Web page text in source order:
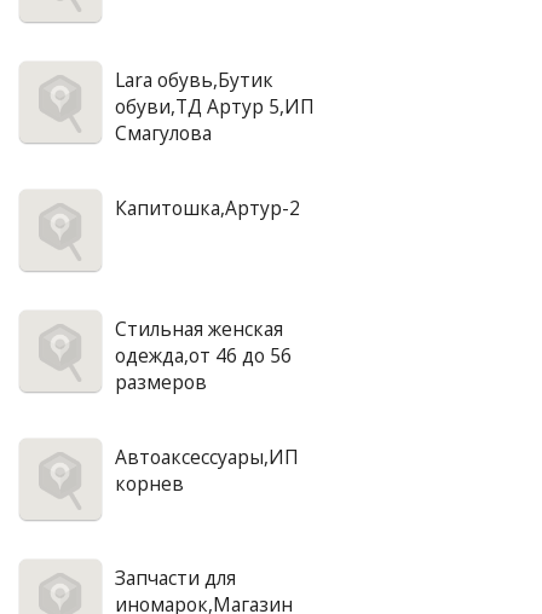
Lara обувь,Бутик
обуви,ТД Артур 5,ИП
Смагулова
Капитошка,Артур-2
Стильная женская
одежда,от 46 до 56
размеров
Автоаксессуары,ИП
корнев
Запчасти для
иномарок,Магазин